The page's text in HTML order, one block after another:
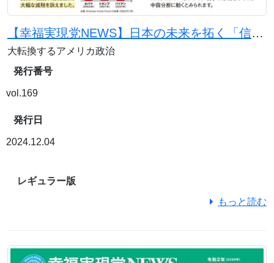
【幸福実現党NEWS】日本の未来を拓く「信仰」ある国づくり
大転換するアメリカ政治
発行番号
vol.169
発行日
2024.12.04
レギュラー版
もっと読む